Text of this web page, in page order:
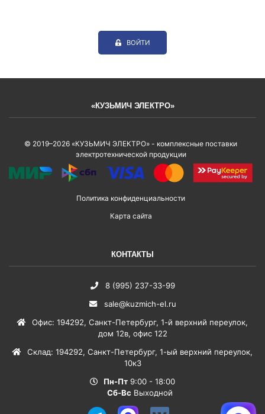
ВОЙТИ
«КУЗЬМИЧ ЭЛЕКТРО»
© 2019–2026 «КУЗЬМИЧ ЭЛЕКТРО» - комплексные поставки
электротехнической продукции
Политика конфиденциальности
Карта сайта
КОНТАКТЫ
8 (995) 237-33-99
sale@kuzmich-el.ru
Офис: 194292, Санкт-Петербург, 1-й верхний переулок,
дом 12в, офис 122
Склад: 194292, Санкт-Петербург, 1-ый верхний переулок,
10к3
Пн-Пт 9:00 - 18:00
Сб-Вс Выходной